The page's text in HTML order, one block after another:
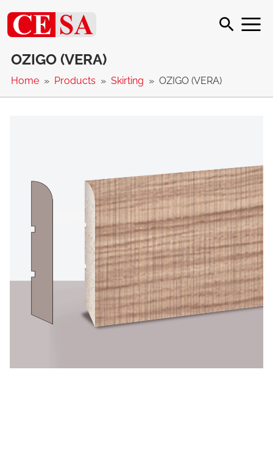
OZIGO (VERA)
Home Products Skirting OZIGO (VERA)